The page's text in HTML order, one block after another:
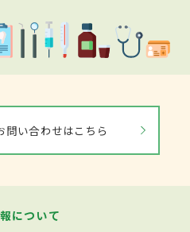
問い合わせはこちら
について